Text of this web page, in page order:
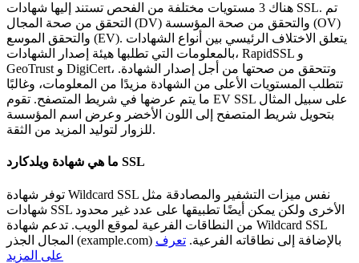
هناك 3 مستويات مختلفة من الفحص تستند إليها شهادات SSL. تم
التحقق من صحة المجال (DV) والتحقق من صحة المؤسسة (OV)
والتحقق الموسع (EV). يتعلق الاختلاف الرئيسي بين أنواع الشهادات
بالمعلومات التي تطلبها هيئة إصدار الشهادات، RapidSSL و
GeoTrust و DigiCert، وتتحقق من صحتها من أجل إصدار الشهادة.
تتطلب المستويات الأعلى من الشهادة مزيدًا من المعلومات، وغالبًا
ما يتم عرضها في شريط المتصفح. تقوم EV SSL على سبيل المثال
بتحويل شريط المتصفح إلى اللون الأخضر وعرض اسم المؤسسة
للزوار لتوليد المزيد من الثقة.
ما هي شهادة ويلدكارد SSL
توفر شهادة Wildcard SSL نفس ميزات التشفير والمصادقة مثل
شهادات SSL الأخرى ولكن يمكن أيضًا تطبيقها على عدد غير محدود
من النطاقات الفرعية لموقع الويب. تدعم شهادة Wildcard SSL
المجال الجذر (example.com) بالإضافة إلى نطاقاته الفرعية. تعرف
على المزيد